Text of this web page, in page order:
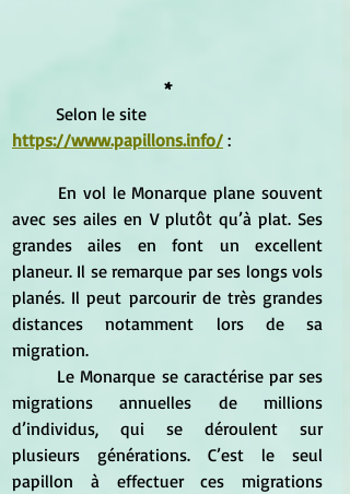
*
Selon le site
https://www.papillons.info/ :
avec ses ailes en V plutôt qu’à plat. Ses
grandes ailes en font un excellent
planeur. Il se remarque par ses longs vols
planés. Il peut parcourir de très grandes
distances notamment lors de sa
migration.
migrations annuelles de millions
d’individus, qui se déroulent sur
plusieurs générations. C’est le seul
papillon à effectuer ces migrations